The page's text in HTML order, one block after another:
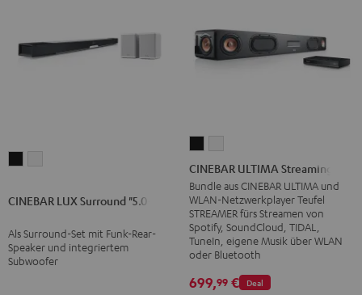
Surround
Set"
Schwarz
Surround
Set"
Weiß
CINEBAR LUX Surround "5.0-Set"
Als Surround-Set mit Funk-Rear-
Speaker und integriertem
Subwoofer
ULTIMA
Streaming
Schwarz
ULTIMA
Streaming
Weiß
CINEBAR ULTIMA Streaming
Bundle aus CINEBAR ULTIMA und
WLAN-Netzwerkplayer Teufel
STREAMER fürs Streamen von
Spotify, SoundCloud, TIDAL,
TuneIn, eigene Musik über WLAN
oder Bluetooth
Deal
699,99 €